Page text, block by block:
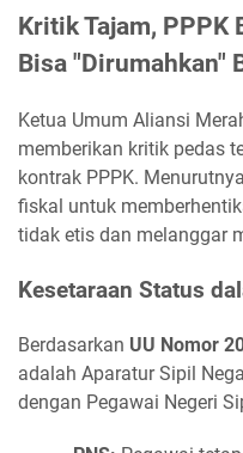
Kritik Tajam, PPPK
Bisa "Dirumahkan"
Ketua Umum Aliansi
memberikan kritik pedas
kontrak PPPK.
fiskal untuk
tidak etis dan melanggar
Kesetaraan Status
Berdasarkan UU Nomor
adalah Aparatur Sipil
dengan Pegawai Negeri